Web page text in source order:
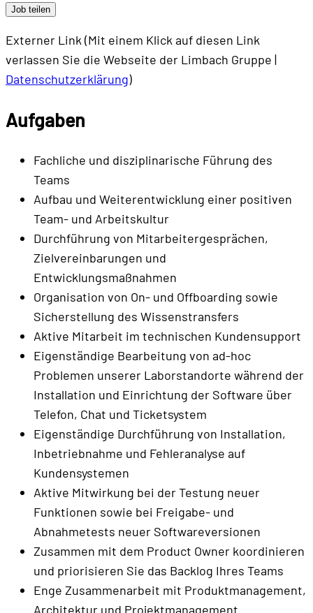
Job teilen
Externer Link (Mit einem Klick auf diesen Link
verlassen Sie die Webseite der Limbach Gruppe |
Datenschutzerklärung)
Aufgaben
Fachliche und disziplinarische Führung des
Teams
Aufbau und Weiterentwicklung einer positiven
Team- und Arbeitskultur
Durchführung von Mitarbeitergesprächen,
Zielvereinbarungen und
Entwicklungsmaßnahmen
Organisation von On- und Offboarding sowie
Sicherstellung des Wissenstransfers
Aktive Mitarbeit im technischen Kundensupport
Eigenständige Bearbeitung von ad-hoc
Problemen unserer Laborstandorte während der
Installation und Einrichtung der Software über
Telefon, Chat und Ticketsystem
Eigenständige Durchführung von Installation,
Inbetriebnahme und Fehleranalyse auf
Kundensystemen
Aktive Mitwirkung bei der Testung neuer
Funktionen sowie bei Freigabe- und
Abnahmetests neuer Softwareversionen
Zusammen mit dem Product Owner koordinieren
und priorisieren Sie das Backlog Ihres Teams
Enge Zusammenarbeit mit Produktmanagement,
Architektur und Projektmanagement